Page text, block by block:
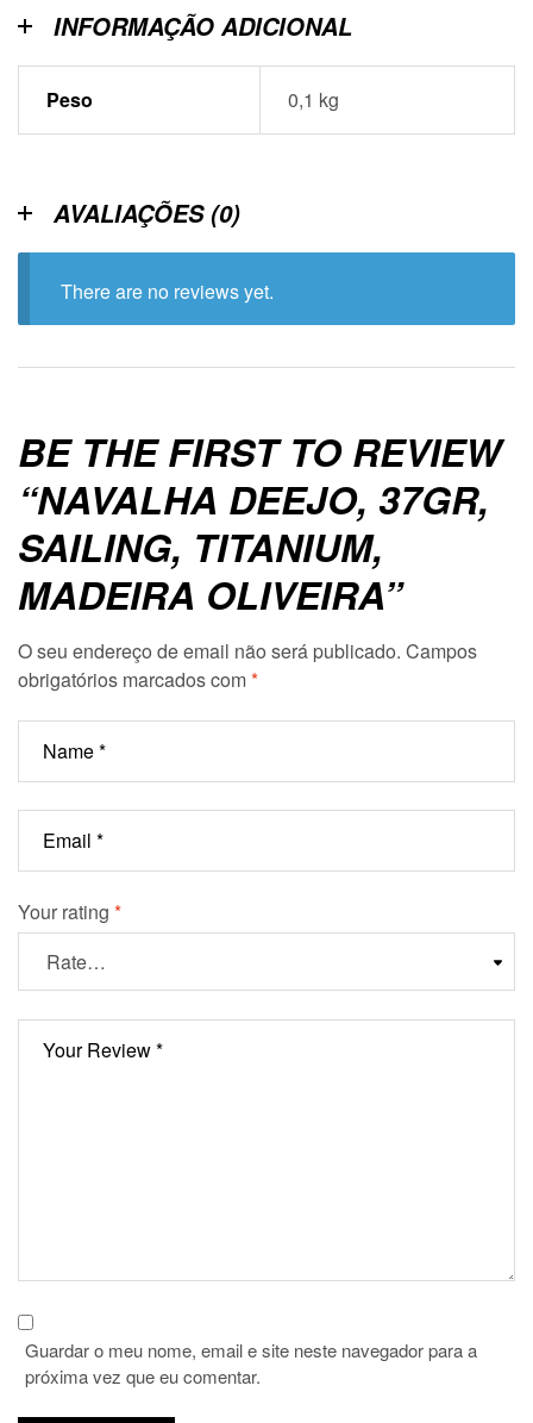
INFORMAÇÃO ADICIONAL
Peso 0,1 kg
AVALIAÇÕES (0)
There are no reviews yet.
BE THE FIRST TO REVIEW
“NAVALHA DEEJO, 37GR,
SAILING, TITANIUM,
MADEIRA OLIVEIRA”
O seu endereço de email não será publicado. Campos
obrigatórios marcados com*
Your rating *
Guardar o meu nome, email e site neste navegador para a
próxima vez que eu comentar.